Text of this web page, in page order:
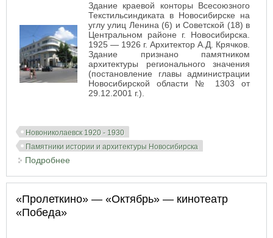
Здание краевой конторы Всесоюзного
Текстильсиндиката в Новосибирске на
углу улиц Ленина (6) и Советской (18) в
Центральном районе г. Новосибирска.
1925 — 1926 г. Архитектор А.Д. Крячков.
Здание признано памятником
архитектуры регионального значения
(постановление главы администрации
Новосибирской области № 1303 от
29.12.2001 г.).
Новониколаевск 1920 - 1930
Памятники истории и архитектуры Новосибирска
Подробнее
«Пролеткино» — «Октябрь» — кинотеатр
«Победа»